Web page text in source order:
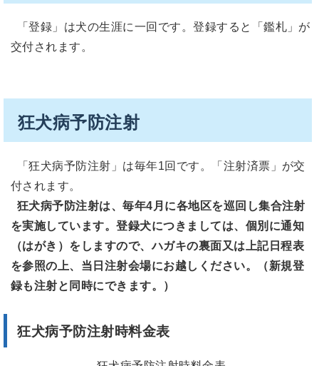
「登録」は犬の生涯に一回です。登録すると「鑑札」が
交付されます。
狂犬病予防注射
「狂犬病予防注射」は毎年1回です。「注射済票」が交
付されます。
狂犬病予防注射は、毎年4月に各地区を巡回し集合注射
を実施しています。登録犬につきましては、個別に通知
（はがき）をしますので、ハガキの裏面又は上記日程表
を参照の上、当日注射会場にお越しください。（新規登
録も注射と同時にできます。）
狂犬病予防注射時料金表